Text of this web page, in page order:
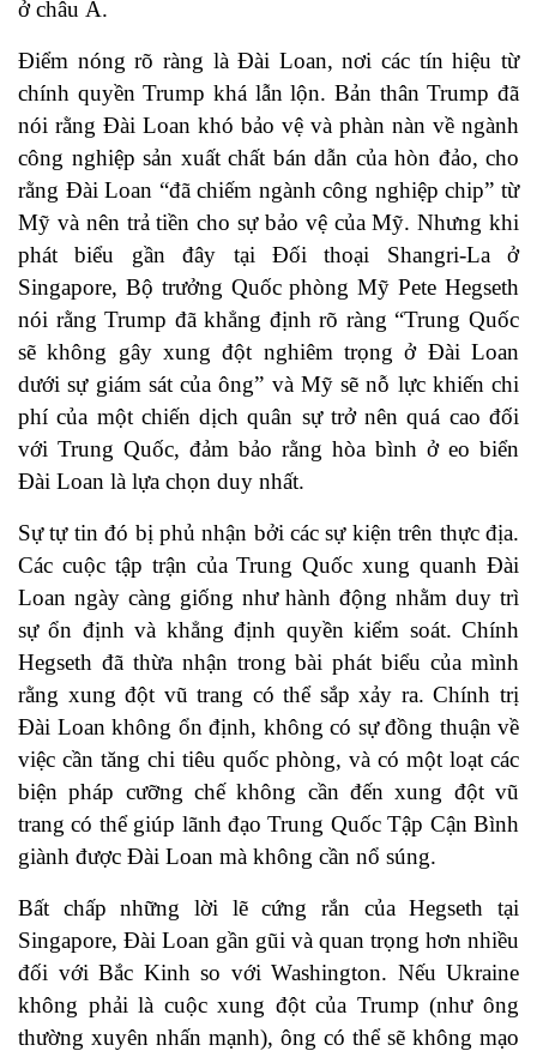
ở châu Á.
Điểm nóng rõ ràng là Đài Loan, nơi các tín hiệu từ
chính quyền Trump khá lẫn lộn. Bản thân Trump đã
nói rằng Đài Loan khó bảo vệ và phàn nàn về ngành
công nghiệp sản xuất chất bán dẫn của hòn đảo, cho
rằng Đài Loan “đã chiếm ngành công nghiệp chip” từ
Mỹ và nên trả tiền cho sự bảo vệ của Mỹ. Nhưng khi
phát biểu gần đây tại Đối thoại Shangri-La ở
Singapore, Bộ trưởng Quốc phòng Mỹ Pete Hegseth
nói rằng Trump đã khẳng định rõ ràng “Trung Quốc
sẽ không gây xung đột nghiêm trọng ở Đài Loan
dưới sự giám sát của ông” và Mỹ sẽ nỗ lực khiến chi
phí của một chiến dịch quân sự trở nên quá cao đối
với Trung Quốc, đảm bảo rằng hòa bình ở eo biển
Đài Loan là lựa chọn duy nhất.
Sự tự tin đó bị phủ nhận bởi các sự kiện trên thực địa.
Các cuộc tập trận của Trung Quốc xung quanh Đài
Loan ngày càng giống như hành động nhằm duy trì
sự ổn định và khẳng định quyền kiểm soát. Chính
Hegseth đã thừa nhận trong bài phát biểu của mình
rằng xung đột vũ trang có thể sắp xảy ra. Chính trị
Đài Loan không ổn định, không có sự đồng thuận về
việc cần tăng chi tiêu quốc phòng, và có một loạt các
biện pháp cưỡng chế không cần đến xung đột vũ
trang có thể giúp lãnh đạo Trung Quốc Tập Cận Bình
giành được Đài Loan mà không cần nổ súng.
Bất chấp những lời lẽ cứng rắn của Hegseth tại
Singapore, Đài Loan gần gũi và quan trọng hơn nhiều
đối với Bắc Kinh so với Washington. Nếu Ukraine
không phải là cuộc xung đột của Trump (như ông
thường xuyên nhấn mạnh), ông có thể sẽ không mạo